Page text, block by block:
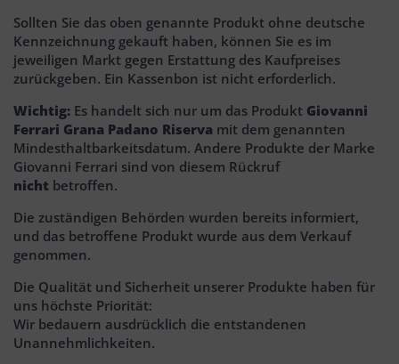
Sollten Sie das oben genannte Produkt ohne deutsche
Kennzeichnung gekauft haben, können Sie es im
jeweiligen Markt gegen Erstattung des Kaufpreises
zurückgeben. Ein Kassenbon ist nicht erforderlich.
Wichtig: Es handelt sich nur um das Produkt Giovanni
Ferrari Grana Padano Riserva mit dem genannten
Mindesthaltbarkeitsdatum. Andere Produkte der Marke
Giovanni Ferrari sind von diesem Rückruf
nicht betroffen.
Die zuständigen Behörden wurden bereits informiert,
und das betroffene Produkt wurde aus dem Verkauf
genommen.
Die Qualität und Sicherheit unserer Produkte haben für
uns höchste Priorität:
Wir bedauern ausdrücklich die entstandenen
Unannehmlichkeiten.